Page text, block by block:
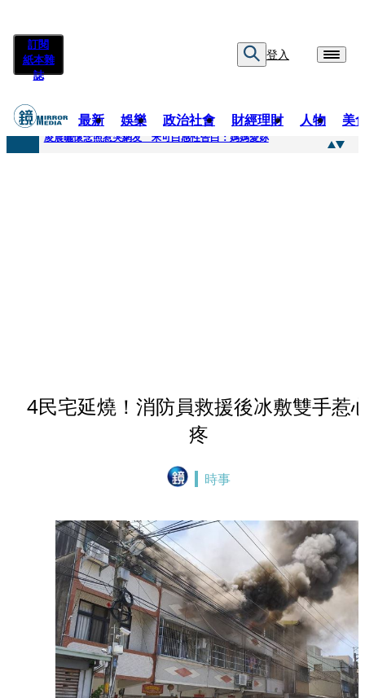
訂閱
紙本雜
誌
登入
最新 娛樂 政治社會 財經理財 人物 美
快訊
凌晨曬懷念照惹哭網友 米可白感性告白：媽媽愛妳
4民宅延燒！消防員救援後冰敷雙手惹
疼
時事